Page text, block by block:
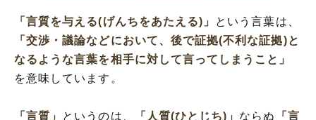
「言質を与える」の類語や類義語・言い換
え
「言質を与える(げんちをあたえる)」
という言葉は、
「交渉・議論などにおいて、後で証拠(不利な証拠)と
なるような言葉を相手に対して言ってしまうこと」
を意味しています。
「言質」 というのは、 「人質(ひとじち)」 ならぬ
「言